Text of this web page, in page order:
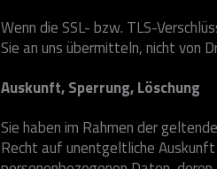
Wenn die SSL- bzw. TLS-
Sie an uns übermitteln, nicht von
Auskunft, Sperrung, Löschung
Sie haben im Rahmen der
Recht auf unentgeltliche